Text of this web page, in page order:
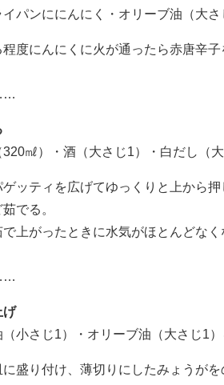
イパンににんにく・オリーブ油（大さ
程度にんにくに火が通ったら赤唐辛子
320㎖）・酒（大さじ1）・白だし（
ゲッティを広げてゆっくりと上から
でる。
上がったときに水気がほとんどなく
げ
（小さじ1）・オリーブ油（大さじ1
に盛り付け、薄切りにしたみょうが